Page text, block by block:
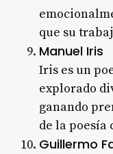
que su
Manuel Iris
Iris es un
explorado
ganando
de la poesía
Guillermo